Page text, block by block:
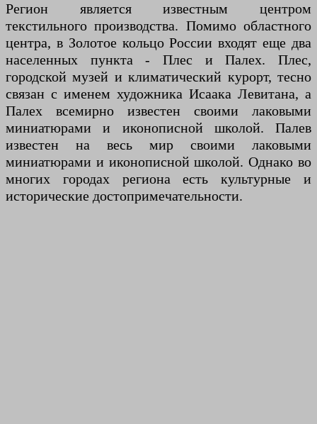
Регион является известным центром
текстильного производства. Помимо областного
центра, в Золотое кольцо России входят еще два
населенных пункта - Плес и Палех. Плес,
городской музей и климатический курорт, тесно
связан с именем художника Исаака Левитана, а
Палех всемирно известен своими лаковыми
миниатюрами и иконописной школой. Палев
известен на весь мир своими лаковыми
миниатюрами и иконописной школой. Однако во
многих городах региона есть культурные и
исторические достопримечательности.